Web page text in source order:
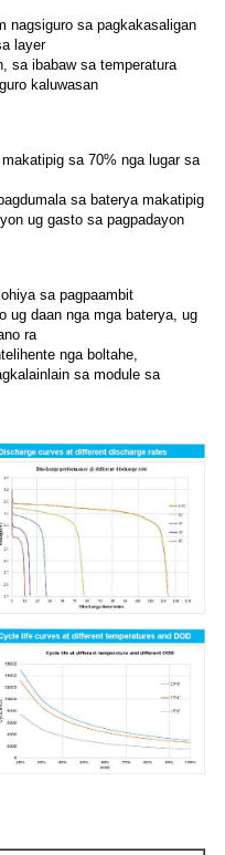
nagsiguro sa pagkakasaligan
layer
sa ibabaw sa temperatura
kaluwasan
sa 70% nga lugar sa
sa baterya makatipig
ug gasto sa pagpadayon
sa pagpaambit
ug daan nga mga baterya, ug
ra
nga boltahe,
sa module sa